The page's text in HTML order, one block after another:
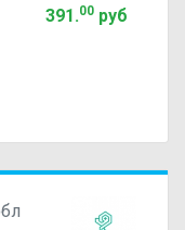
391.00руб